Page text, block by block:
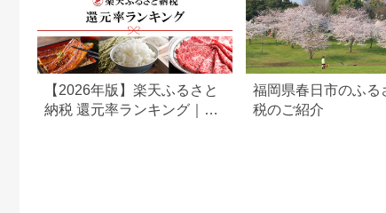
【2026年版】楽天ふるさと
納税 還元率ランキング｜高
福岡県春日市のふる
税のご紹介